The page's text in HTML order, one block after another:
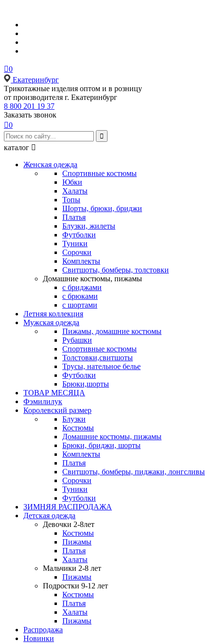
0
Екатеринбург
Tрикотажные изделия оптом и в розницу
от производителя г. Екатеринбург
8 800 201 19 37
Заказать звонок
0

каталог 
Женская одежда
Спортивные костюмы
Юбки
Халаты
Топы
Шорты, брюки, бриджи
Платья
Блузки, жилеты
Футболки
Туники
Сорочки
Комплекты
Свитшоты, бомберы, толстовки
Домашние костюмы, пижамы
с бриджами
с брюками
с шортами
Летняя коллекция
Мужская одежда
Пижамы, домашние костюмы
Рубашки
Спортивные костюмы
Толстовки,свитшоты
Трусы, нательное белье
Футболки
Брюки,шорты
ТОВАР МЕСЯЦА
Фэмилилук
Королевский размер
Блузки
Костюмы
Домашние костюмы, пижамы
Брюки, бриджи, шорты
Комплекты
Платья
Свитшоты, бомберы, пиджаки, лонгсливы
Сорочки
Туники
Футболки
ЗИМНЯЯ РАСПРОДАЖА
Детская одежда
Девочки 2-8лет
Костюмы
Пижамы
Платья
Халаты
Мальчики 2-8 лет
Пижамы
Подростки 9-12 лет
Костюмы
Платья
Халаты
Пижамы
Распродажа
Новинки